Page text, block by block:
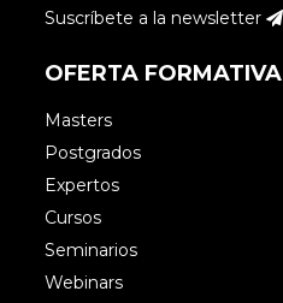
Suscríbete a la newsletter
OFERTA FORMATIVA
Masters
Postgrados
Expertos
Cursos
Seminarios
Webinars